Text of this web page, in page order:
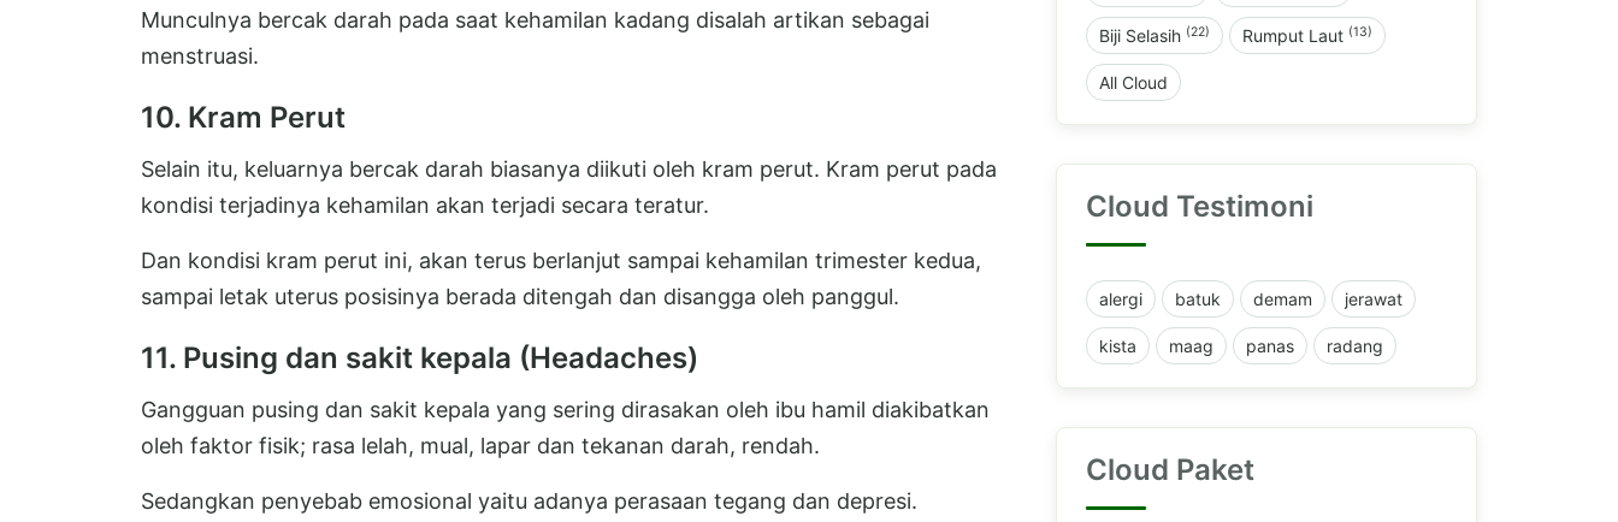
Munculnya bercak darah pada saat kehamilan kadang disalah artikan sebagai
menstruasi.
10. Kram Perut
Selain itu, keluarnya bercak darah biasanya diikuti oleh kram perut. Kram perut pada
kondisi terjadinya kehamilan akan terjadi secara teratur.
Dan kondisi kram perut ini, akan terus berlanjut sampai kehamilan trimester kedua,
sampai letak uterus posisinya berada ditengah dan disangga oleh panggul.
11. Pusing dan sakit kepala (Headaches)
Gangguan pusing dan sakit kepala yang sering dirasakan oleh ibu hamil diakibatkan
oleh faktor fisik; rasa lelah, mual, lapar dan tekanan darah, rendah.
Sedangkan penyebab emosional yaitu adanya perasaan tegang dan depresi.
Biji Selasih (22) Rumput Laut (13)
All Cloud
Cloud Testimoni
alergi batuk demam jerawat
kista maag panas radang
Cloud Paket